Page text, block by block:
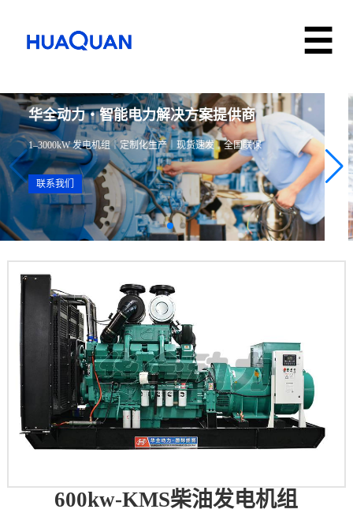
华全动力・智能电力解决方案提供商
1–3000kW 发电机组｜定制化生产｜现货速发｜全国联保
联系我们
600kw-KMS柴油发电机组